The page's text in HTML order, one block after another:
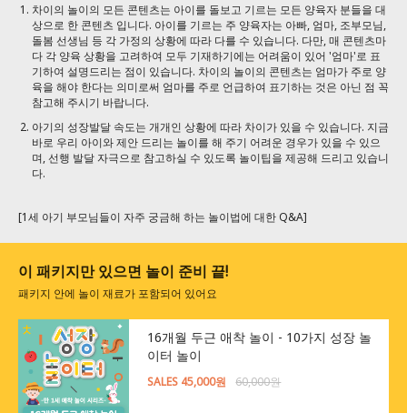
차이의 놀이의 모든 콘텐츠는 아이를 돌보고 기르는 모든 양육자 분들을 대
상으로 한 콘텐츠 입니다. 아이를 기르는 주 양육자는 아빠, 엄마, 조부모님,
돌봄 선생님 등 각 가정의 상황에 따라 다를 수 있습니다. 다만, 매 콘텐츠마
다 각 양육 상황을 고려하여 모두 기재하기에는 어려움이 있어 '엄마'로 표
기하여 설명드리는 점이 있습니다. 차이의 놀이의 콘텐츠는 엄마가 주로 양
육을 해야 한다는 의미로써 엄마를 주로 언급하여 표기하는 것은 아닌 점 꼭
참고해 주시기 바랍니다.
아기의 성장발달 속도는 개개인 상황에 따라 차이가 있을 수 있습니다. 지금
바로 우리 아이와 제안 드리는 놀이를 해 주기 어려운 경우가 있을 수 있으
며, 선행 발달 자극으로 참고하실 수 있도록 놀이팁을 제공해 드리고 있습니
다.
[1세 아기 부모님들이 자주 궁금해 하는 놀이법에 대한 Q&A]
이 패키지만 있으면 놀이 준비 끝!
패키지 안에 놀이 재료가 포함되어 있어요
16개월 두근 애착 놀이 - 10가지 성장 놀
이터 놀이
SALES 45,000원 60,000원